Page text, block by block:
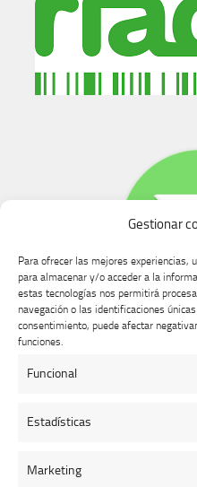
Gestionar
Para ofrecer las mejores experiencias,
para almacenar y/o acceder a la
estas tecnologías nos permitirá
navegación o las identificaciones
consentimiento, puede afectar
funciones.
Funcional
Estadísticas
Marketing
Buzón de dudas,